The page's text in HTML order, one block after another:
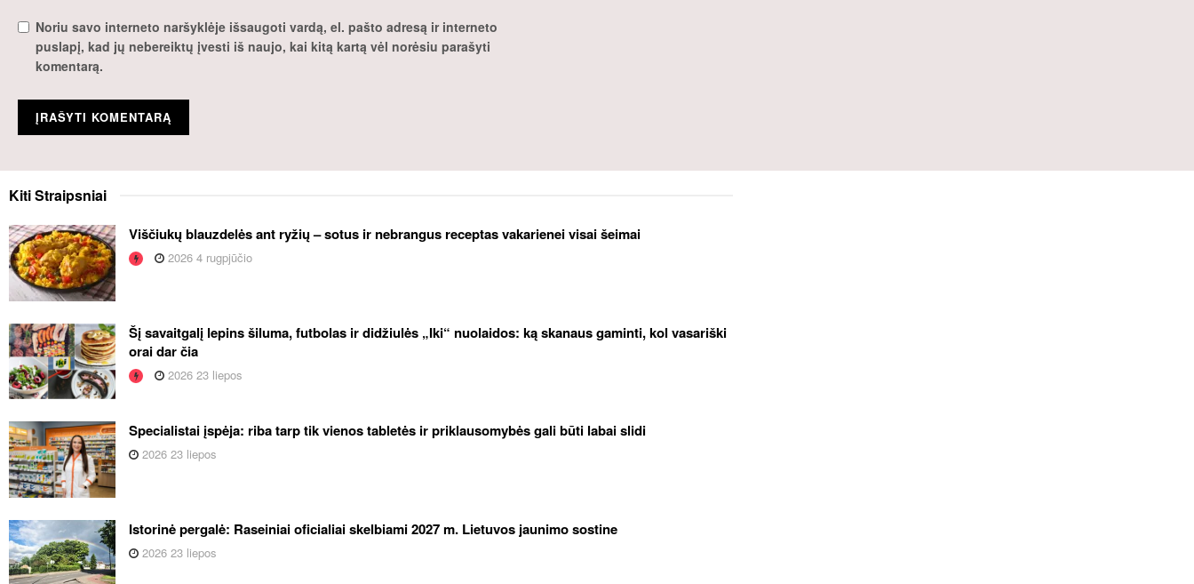
Noriu savo interneto naršyklėje išsaugoti vardą, el. pašto adresą ir interneto
puslapį, kad jų nebereiktų įvesti iš naujo, kai kitą kartą vėl norėsiu parašyti
komentarą.
KitiStraipsniai
Viščiukų blauzdelės ant ryžių – sotus ir nebrangus receptas vakarienei visai šeimai
2026 4 rugpjūčio
Šį savaitgalį lepins šiluma, futbolas ir didžiulės „Iki“ nuolaidos: ką skanaus gaminti, kol vasariški
orai dar čia
2026 23 liepos
Specialistai įspėja: riba tarp tik vienos tabletės ir priklausomybės gali būti labai slidi
2026 23 liepos
Istorinė pergalė: Raseiniai oficialiai skelbiami 2027 m. Lietuvos jaunimo sostine
2026 23 liepos